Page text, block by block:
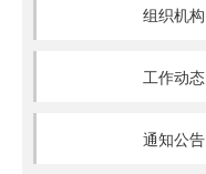
组织机构
工作动态
通知公告